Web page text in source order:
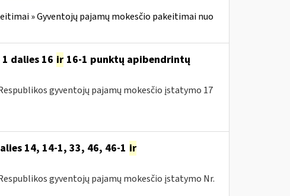
» Gyventojų pajamų mokesčio pakeitimai nuo
dalies 16 ir16-1 punktų apibendrintų
gyventojų pajamų mokesčio įstatymo 17
14, 14-1, 33, 46, 46-1 ir
gyventojų pajamų mokesčio įstatymo Nr.